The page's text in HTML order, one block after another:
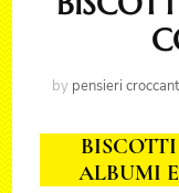
by pensieri
ALBUMI